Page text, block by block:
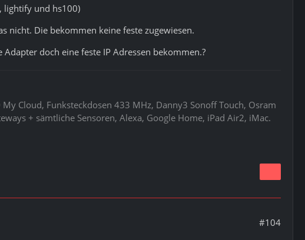
lightify und hs100)
nicht. Die bekommen keine feste zugewiesen.
doch eine feste IP Adressen bekommen.?
Cloud, Funksteckdosen 433 MHz, Danny3 Sonoff Touch, Osram
+ sämtliche Sensoren, Alexa, Google Home, iPad Air2, iMac.
#104